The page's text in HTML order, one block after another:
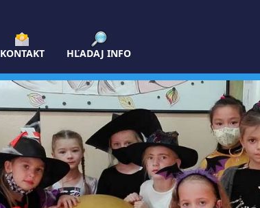
KONTAKT HĽADAJ INFO